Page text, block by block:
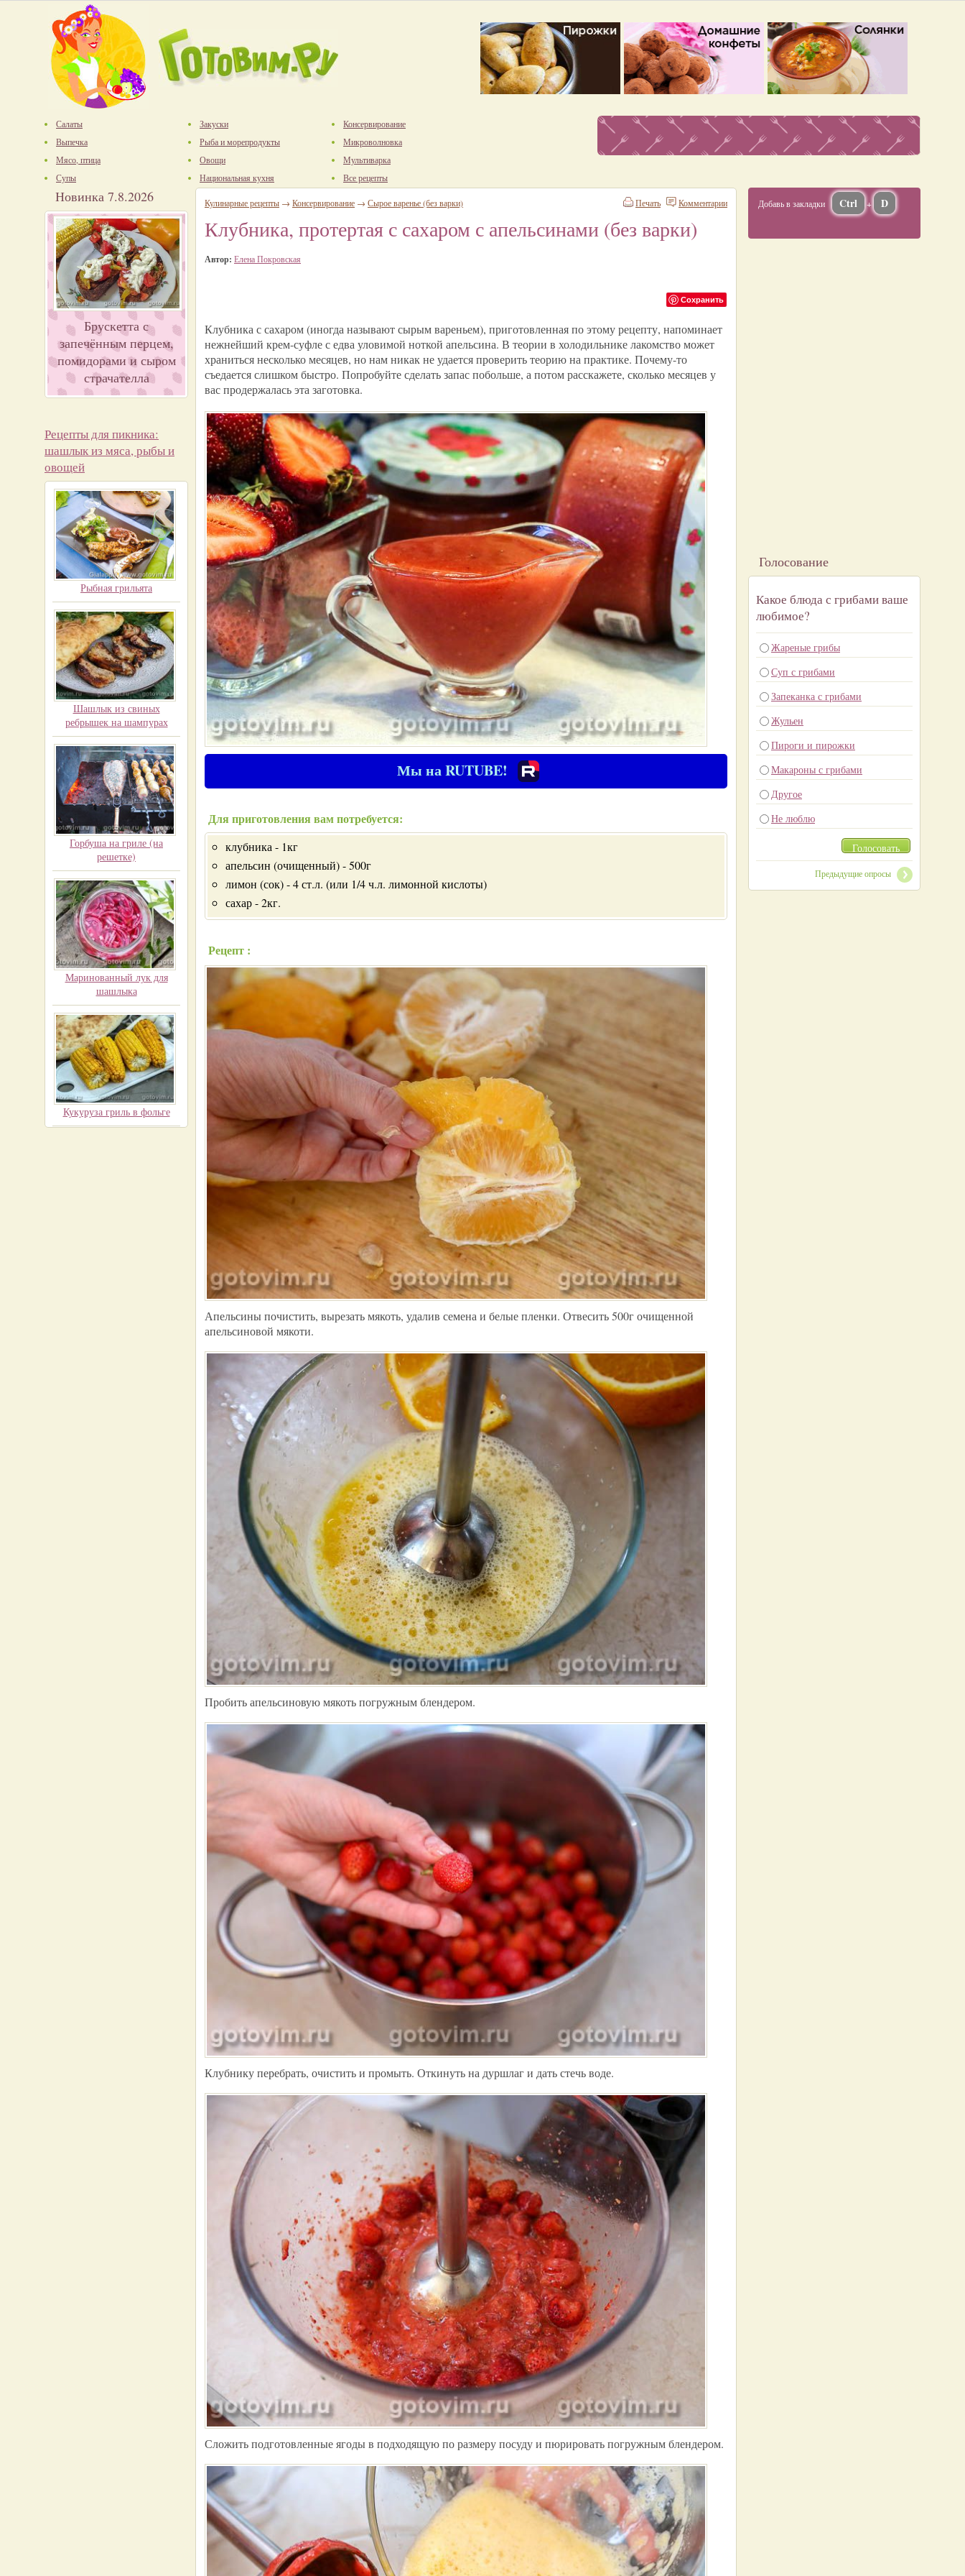
Салаты
Выпечка
Мясо, птица
Супы
Закуски
Рыба и морепродукты
Овощи
Национальная кухня
Консервирование
Микроволновка
Мультиварка
Все рецепты
Новинка 7.8.2026
Брускетта с
запечённым перцем,
помидорами и сыром
страчателла
Рецепты для пикника:
шашлык из мяса, рыбы и
овощей
Рыбная грильята
Шашлык из свиных
ребрышек на шампурах
Горбуша на гриле (на
решетке)
Маринованный лук для
шашлыка
Кукуруза гриль в фольге
Комментарии
Печать
Кулинарные рецепты → Консервирование → Сырое варенье (без варки)
Клубника, протертая с сахаром с апельсинами (без варки)
Автор: Елена Покровская
Сохранить
Клубника с сахаром (иногда называют сырым вареньем), приготовленная по этому рецепту, напоминает
нежнейший крем-суфле с едва уловимой ноткой апельсина. В теории в холодильнике лакомство может
храниться несколько месяцев, но нам никак не удается проверить теорию на практике. Почему-то
съедается слишком быстро. Попробуйте сделать запас побольше, а потом расскажете, сколько месяцев у
вас продержалась эта заготовка.
Мы на RUTUBE!
Для приготовления вам потребуется:
клубника - 1кг
апельсин (очищенный) - 500г
лимон (сок) - 4 ст.л. (или 1/4 ч.л. лимонной кислоты)
сахар - 2кг.
Рецепт :
Апельсины почистить, вырезать мякоть, удалив семена и белые пленки. Отвесить 500г очищенной
апельсиновой мякоти.
Пробить апельсиновую мякоть погружным блендером.
Клубнику перебрать, очистить и промыть. Откинуть на дуршлаг и дать стечь воде.
Сложить подготовленные ягоды в подходящую по размеру посуду и пюрировать погружным блендером.
Добавь в закладки Ctrl + D
Голосование
Какое блюда с грибами ваше
любимое?
Жареные грибы
Суп с грибами
Запеканка с грибами
Жульен
Пироги и пирожки
Макароны с грибами
Другое
Не люблю
Голосовать
Предыдущие опросы